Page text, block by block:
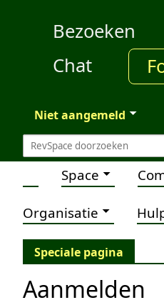
Bezoeken
Chat
Niet aangemeld
Space
Organisatie
Speciale pagina
Aanmelden